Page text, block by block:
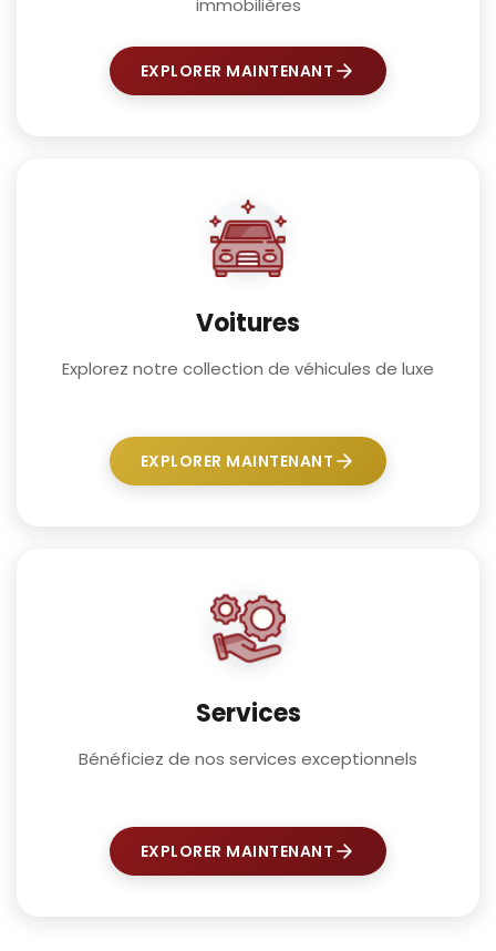
immobilières
EXPLORER MAINTENANT
Voitures
Explorez notre collection de véhicules de luxe
EXPLORER MAINTENANT
Services
Bénéficiez de nos services exceptionnels
EXPLORER MAINTENANT